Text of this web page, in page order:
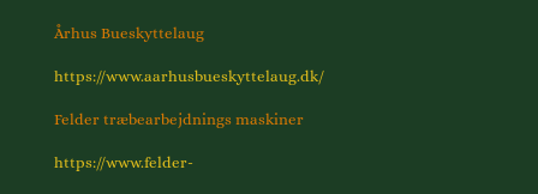
Århus Bueskyttelaug
https://www.aarhusbueskyttelaug.dk/
Felder træbearbejdnings maskiner
https://www.felder-